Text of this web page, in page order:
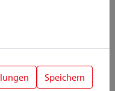
Speichern